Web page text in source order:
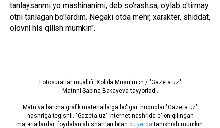
tanlaysanmi yo mashinanimi, deb so'rashsa, o'ylab o'tirmay
otni tanlagan bo'lardim. Negaki otda mehr, xarakter, shiddat,
olovni his qilish mumkin".
Fotosuratlar muallifi: Xolida Musulmon / "Gazeta.uz"
Matnni Sabina Bakayeva tayyorladi.
Matn va barcha grafik materiallarga bo'lgan huquqlar "Gazeta.uz"
nashriga tegishli. "Gazeta.uz" internet-nashrida e'lon qilingan
materiallardan foydalanish shartlari bilan bu yerda tanishish mumkin.